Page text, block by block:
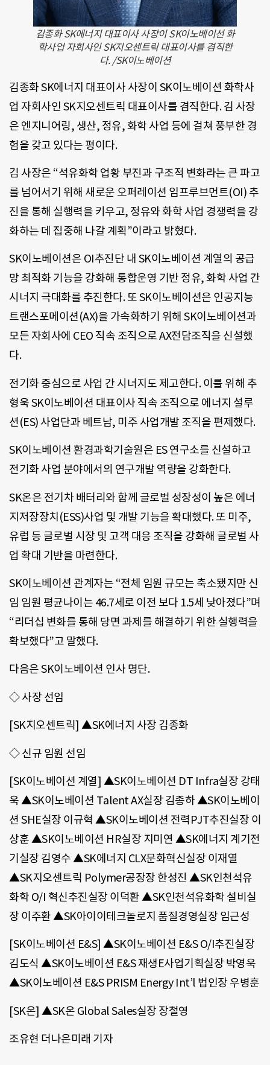
김종화 SK에너지 대표이사 사장이 SK이노베이션 화
학사업 자회사인 SK지오센트릭 대표이사를 겸직한
다. /SK이노베이션
김종화 SK에너지 대표이사 사장이 SK이노베이션 화학사
업 자회사인 SK지오센트릭 대표이사를 겸직한다. 김 사장
은 엔지니어링, 생산, 정유, 화학 사업 등에 걸쳐 풍부한 경
험을 갖고 있다는 평이다.
김 사장은 “석유화학 업황 부진과 구조적 변화라는 큰 파고
를 넘어서기 위해 새로운 오퍼레이션 임프루브먼트(OI) 추
진을 통해 실행력을 키우고, 정유와 화학 사업 경쟁력을 강
화하는 데 집중해 나갈 계획”이라고 밝혔다.
SK이노베이션은 OI추진단 내 SK이노베이션 계열의 공급
망 최적화 기능을 강화해 통합운영 기반 정유, 화학 사업 간
시너지 극대화를 추진한다. 또 SK이노베이션은 인공지능
트랜스포메이션(AX)을 가속화하기 위해 SK이노베이션과
모든 자회사에 CEO 직속 조직으로 AX전담조직을 신설했
다.
전기화 중심으로 사업 간 시너지도 제고한다. 이를 위해 추
형욱 SK이노베이션 대표이사 직속 조직으로 에너지 설루
션(ES) 사업단과 베트남, 미주 사업개발 조직을 편제했다.
SK이노베이션 환경과학기술원은 ES 연구소를 신설하고
전기화 사업 분야에서의 연구개발 역량을 강화한다.
SK온은 전기차 배터리와 함께 글로벌 성장성이 높은 에너
지저장장치(ESS)사업 및 개발 기능을 확대했다. 또 미주,
유럽 등 글로벌 시장 및 고객 대응 조직을 강화해 글로벌 사
업 확대 기반을 마련한다.
SK이노베이션 관계자는 “전체 임원 규모는 축소됐지만 신
임 임원 평균나이는 46.7세로 이전 보다 1.5세 낮아졌다”며
“리더십 변화를 통해 당면 과제를 해결하기 위한 실행력을
확보했다”고 말했다.
다음은 SK이노베이션 인사 명단.
◇ 사장 선임
[SK지오센트릭] ▲SK에너지 사장 김종화
◇ 신규 임원 선임
[SK이노베이션 계열] ▲SK이노베이션 DT Infra실장 강태
욱 ▲SK이노베이션 Talent AX실장 김종하 ▲SK이노베이
션 SHE실장 이규혁 ▲SK이노베이션 전력PJT추진실장 이
상훈 ▲SK이노베이션 HR실장 지미연 ▲SK에너지 계기전
기실장 김영수 ▲SK에너지 CLX문화혁신실장 이재열
▲SK지오센트릭 Polymer공장장 한성진 ▲SK인천석유
화학 O/I 혁신추진실장 이덕환 ▲SK인천석유화학 설비실
장 이주환 ▲SK아이이테크놀로지 품질경영실장 임근성
[SK이노베이션 E&S] ▲SK이노베이션 E&S O/I추진실장
김도식 ▲SK이노베이션 E&S 재생E사업기획실장 박영욱
▲SK이노베이션 E&S PRISM Energy Int’l 법인장 우병훈
[SK온] ▲SK온 Global Sales실장 장철영
조유현 더나은미래 기자